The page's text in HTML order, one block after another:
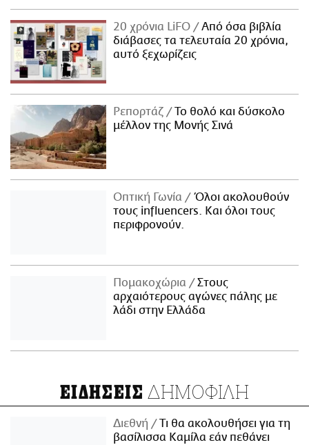
20 χρόνια LiFO
Από όσα βιβλία
διάβασες τα τελευταία 20 χρόνια,
αυτό ξεχωρίζεις
Ρεπορτάζ
Το θολό και δύσκολο
μέλλον της Μονής Σινά
Οπτική Γωνία
Όλοι ακολουθούν
τους influencers. Και όλοι τους
περιφρονούν.
Πομακοχώρια
Στους
αρχαιότερους αγώνες πάλης με
λάδι στην Ελλάδα
ΕΙΔΗΣΕΙΣ ΔΗΜΟΦΙΛΗ
Διεθνή
Τι θα ακολουθήσει για τη
βασίλισσα Καμίλα εάν πεθάνει